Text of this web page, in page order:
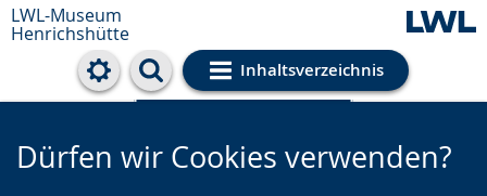
LWL-Museum
Henrichshütte
Inhaltsverzeichnis
Cookie-Einstellungen
Dürfen wir Cookies verwenden?